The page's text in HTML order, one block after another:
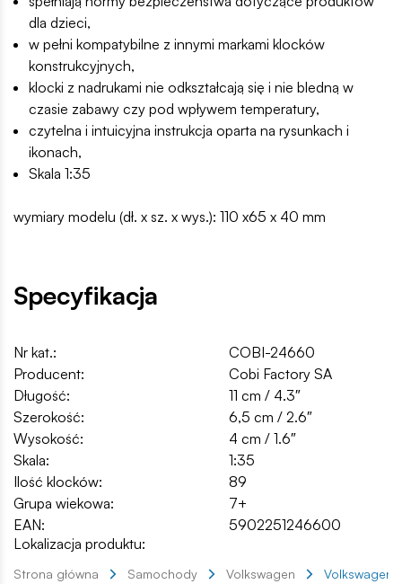
dla dzieci,
w pełni kompatybilne z innymi markami klocków
konstrukcyjnych,
klocki z nadrukami nie odkształcają się i nie bledną w
czasie zabawy czy pod wpływem temperatury,
czytelna i intuicyjna instrukcja oparta na rysunkach i
ikonach,
Skala 1:35
wymiary modelu (dł. x sz. x wys.): 110 x65 x 40 mm
Specyfikacja
Nr kat.:
COBI-24660
Producent:
Cobi Factory SA
Długość:
11 cm / 4.3″
Szerokość:
6,5 cm / 2.6″
Wysokość:
4 cm / 1.6″
Skala:
1:35
Ilość klocków:
89
Grupa wiekowa:
7+
EAN:
5902251246600
Lokalizacja produktu:
Strona główna Samochody Volkswagen Volkswagen